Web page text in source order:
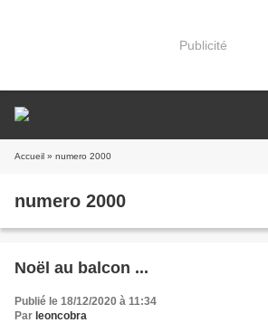
Publicité
Accueil » numero 2000
numero 2000
Noël au balcon ...
Publié le 18/12/2020 à 11:34
Par leoncobra